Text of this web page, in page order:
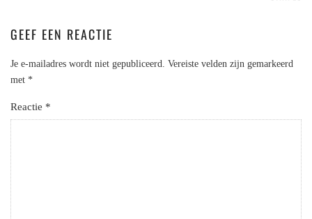
GEEF EEN REACTIE
Je e-mailadres wordt niet gepubliceerd.
Vereiste velden zijn gemarkeerd
met *
Reactie *